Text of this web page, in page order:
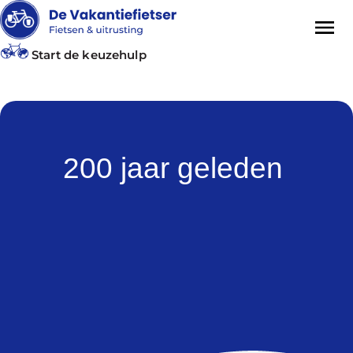
Start de keuzehulp
200 jaar geleden